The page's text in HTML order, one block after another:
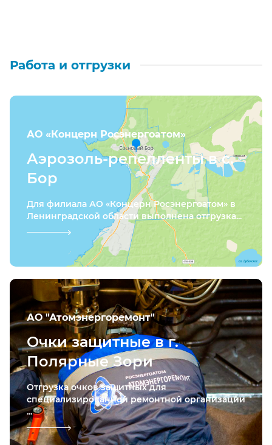
Работа и отгрузки
АО «Концерн Росэнергоатом»
Аэрозоль-репелленты в с.
Бор
Для филиала АО «Концерн Росэнергоатом» в
Ленинградской области выполнена отгрузка...
АО "Атомэнергоремонт"
Очки защитные в г.
Полярные Зори
Отгрузка очков защитных для
специализированной ремонтной организации
...